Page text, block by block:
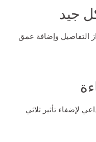
جيد
التفاصيل وإضافة عمق
لإضفاء تأثير ثلاثي